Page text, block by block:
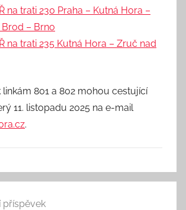
na trati 230 Praha – Kutná Hora –
– Brno
na trati 235 Kutná Hora – Zruč nad
linkám 801 a 802 mohou cestující
11. listopadu 2025 na e-mail
.
příspěvek